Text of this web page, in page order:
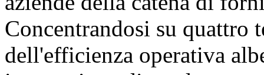
Concentrandosi su
dell'efficienza operativa